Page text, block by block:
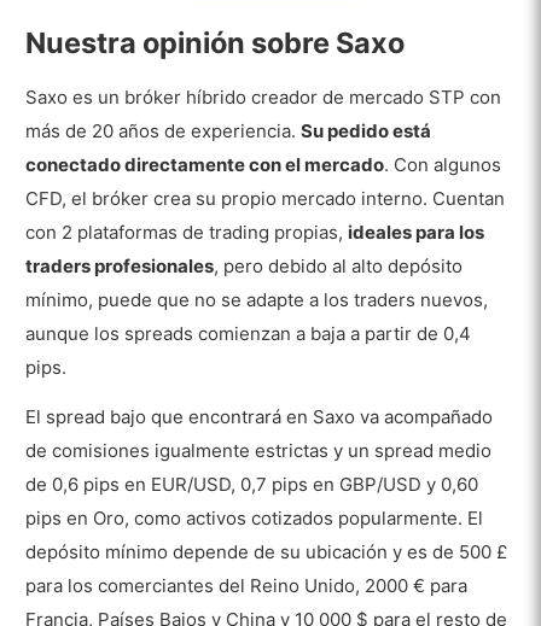
Premios
Pros
Contras
Tipos de Cuentas
Demo
Saxo Classic
Saxo VIP
Saxo ISA
Saxo Joint Account
Cuenta islámica de Saxo
Cuenta profesional de Saxo
Nuestra opinión sobre Saxo
Saxo es un bróker híbrido creador de mercado STP con
más de 20 años de experiencia.Su pedido está
conectado directamente con el mercado. Con algunos
CFD, el bróker crea su propio mercado interno. Cuentan
con 2 plataformas de trading propias, ideales para los
traders profesionales, pero debido al alto depósito
mínimo, puede que no se adapte a los traders nuevos,
aunque los spreads comienzan a baja a partir de 0,4
pips.
El spread bajo que encontrará en Saxo va acompañado
de comisiones igualmente estrictas y un spread medio
de 0,6 pips en EUR/USD, 0,7 pips en GBP/USD y 0,60
pips en Oro, como activos cotizados popularmente. El
depósito mínimo depende de su ubicación y es de 500 £
para los comerciantes del Reino Unido, 2000 € para
Francia, Países Bajos y China y 10 000 $ para el resto de